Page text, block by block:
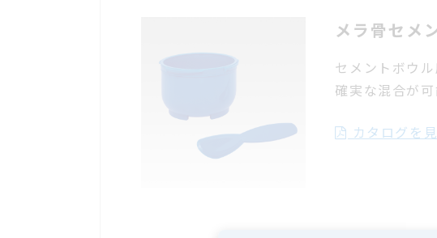
メラ骨セメ
セメントボウ
確実な混合が可
カタログを